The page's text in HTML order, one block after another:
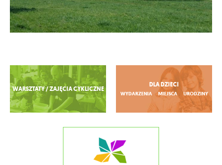
Zobacz więcej
WARSZTATY / ZAJĘCIA CYKLICZNE
DLA DZIECI
WYDARZENIA MIEJSCA URODZINY